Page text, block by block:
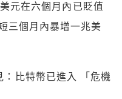
元在六個月內已貶值
三個月內暴增一兆美
比特幣已進入 「危機